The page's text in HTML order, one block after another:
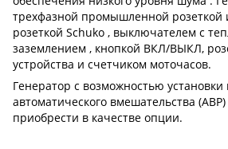
трехфазной промышленной розеткой
розеткой Schuko , выключателем с
заземлением , кнопкой ВКЛ/ВЫКЛ,
устройства и счетчиком моточасов.
Генератор с возможностью установки
автоматического вмешательства
приобрести в качестве опции.